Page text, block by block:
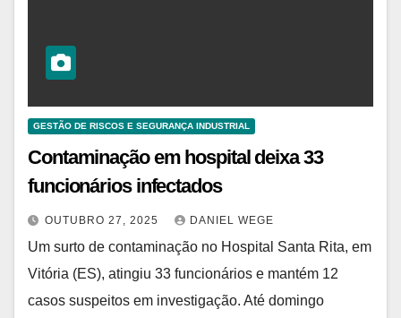
GESTÃO DE RISCOS E SEGURANÇA INDUSTRIAL
Contaminação em hospital deixa 33
funcionários infectados
OUTUBRO 27, 2025 DANIEL WEGE
Um surto de contaminação no Hospital Santa Rita, em
Vitória (ES), atingiu 33 funcionários e mantém 12
casos suspeitos em investigação. Até domingo